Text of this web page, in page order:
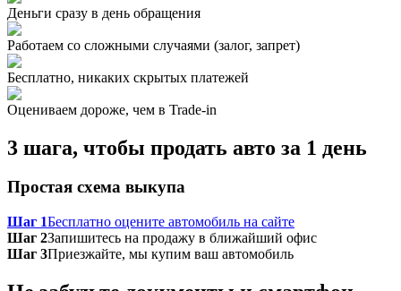
Деньги сразу в день обращения
Работаем со сложными случаями (залог, запрет)
Бесплатно, никаких скрытых платежей
Оцениваем дороже, чем в Trade‑in
3 шага, чтобы продать авто за 1 день
Простая схема выкупа
Шаг 1Бесплатно оцените автомобиль на сайте
Шаг 2Запишитесь на продажу в ближайший офис
Шаг 3Приезжайте, мы купим ваш автомобиль